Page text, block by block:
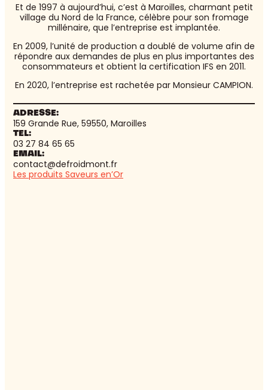
Et de 1997 à aujourd’hui, c’est à Maroilles, charmant petit
village du Nord de la France, célèbre pour son fromage
millénaire, que l’entreprise est implantée.
En 2009, l’unité de production a doublé de volume afin de
répondre aux demandes de plus en plus importantes des
consommateurs et obtient la certification IFS en 2011.
En 2020, l’entreprise est rachetée par Monsieur CAMPION.
ADRESSE:
159 Grande Rue, 59550, Maroilles
TEL:
03 27 84 65 65
EMAIL:
contact@defroidmont.fr
Les produits Saveurs en’Or